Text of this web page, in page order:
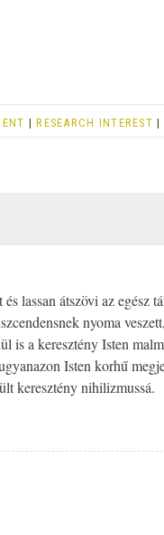
|RESEARCH INTEREST |
lassan átszövi az egész
nyoma
is a keresztény Isten
Isten korhű
keresztény nihilizmussá.